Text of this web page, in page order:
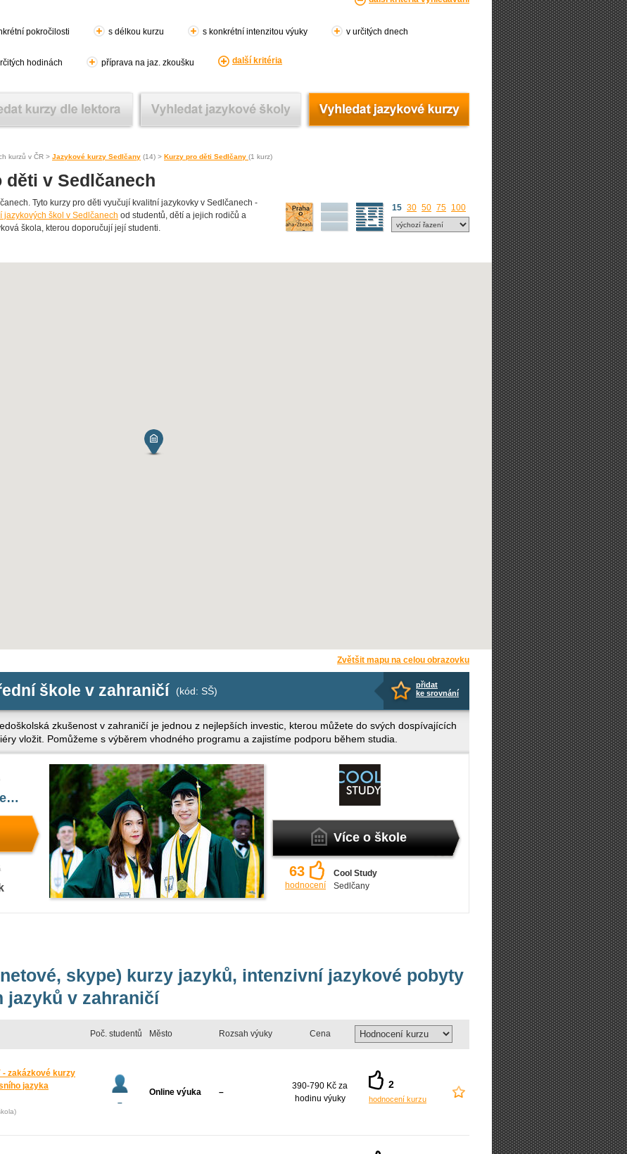
pokročilosti s délkou kurzu s konkrétní intenzitou výuky v určitých dnech
hodinách příprava na jaz. zkoušku další kritéria
kurzů v ČR > Jazykové kurzy Sedlčany (14) > Kurzy pro děti Sedlčany (1 kurz)
v Sedlčanech
Tyto kurzy pro děti vyučují kvalitní jazykovky v Sedlčanech -
škol v Sedlčanech od studentů, dětí a jejich rodičů a
škola, kterou doporučují její studenti.
15 30 50 75 100
Zvětšit mapu na celou obrazovku
přidat
ke srovnání
škole v zahraničí (kód: SŠ)
zkušenost v zahraničí je jednou z nejlepších investic, kterou můžete do svých dospívajících
vložit. Pomůžeme s výběrem vhodného programu a zajistíme podporu během studia.
Více o škole
63
hodnocení
Cool Study
Sedlčany
skype) kurzy jazyků, intenzivní jazykové pobyty
jazyků v zahraničí
Poč. studentů Město Rozsah výuky Cena
- zakázkové kurzy
jazyka
–
Online výuka –
390-790 Kč za
hodinu výuky
2
hodnocení kurzu